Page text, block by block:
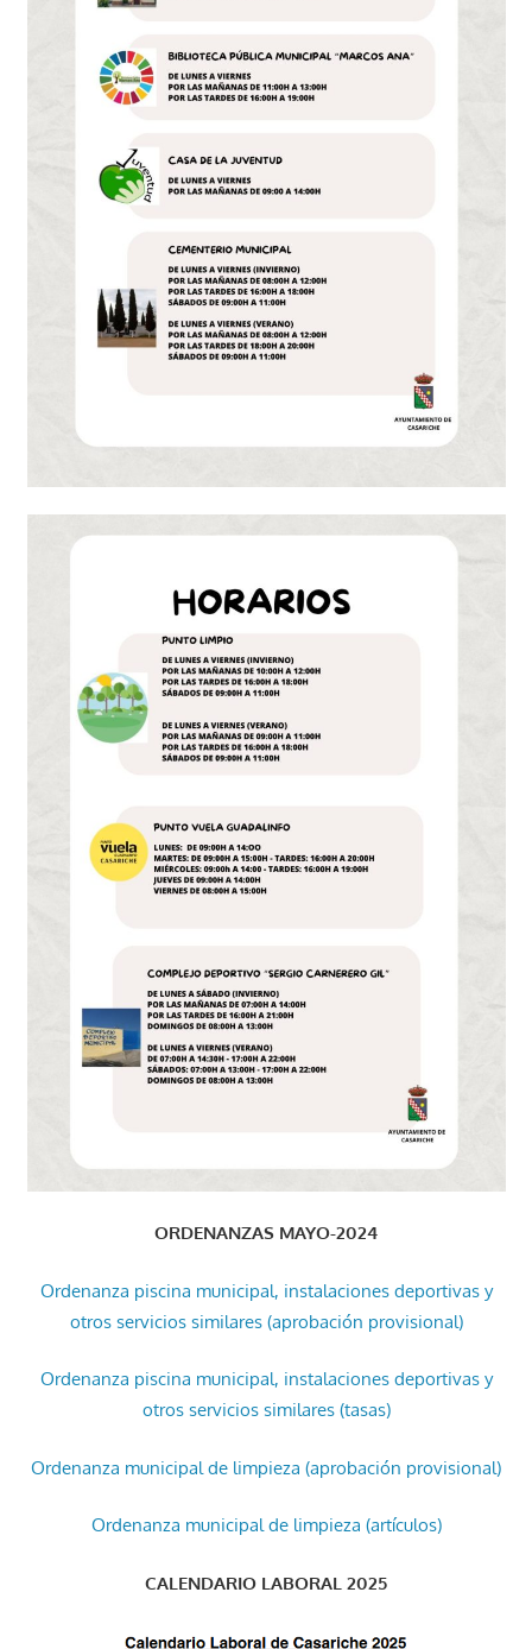
ORDENANZAS MAYO-2024
Ordenanza piscina municipal, instalaciones deportivas y
otros servicios similares (aprobación provisional)
Ordenanza piscina municipal, instalaciones deportivas y
otros servicios similares (tasas)
Ordenanza municipal de limpieza (aprobación provisional)
Ordenanza municipal de limpieza (artículos)
CALENDARIO LABORAL 2025